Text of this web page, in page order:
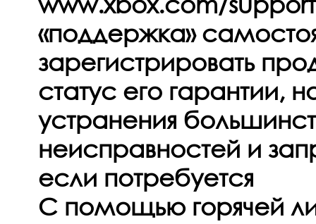
«поддержка»
зарегистрировать
статус его гарантии,
устранения
неисправностей и
если потребуется
С помощью горячей